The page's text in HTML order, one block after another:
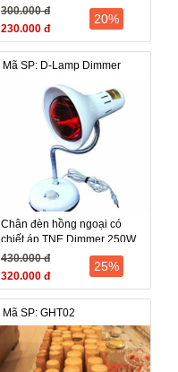
Hà Lan
300.000 đ
230.000 đ
20%
Mã SP: D-Lamp Dimmer
Chân đèn hồng ngoại có
chiết áp TNE Dimmer 250W
(Việt Nam)
430.000 đ
320.000 đ
25%
Mã SP: GHT02